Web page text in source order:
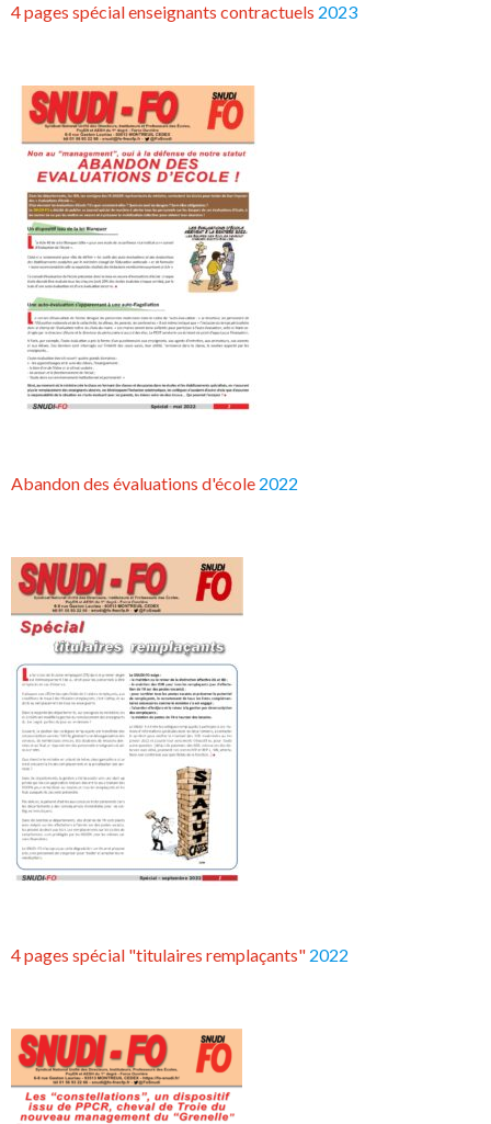
4 pages spécial enseignants contractuels 2023
Abandon des évaluations d'école 2022
4 pages spécial "titulaires remplaçants" 2022